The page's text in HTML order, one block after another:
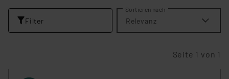
Filter
Sortieren nach
Relevanz
Seite 1 von 1